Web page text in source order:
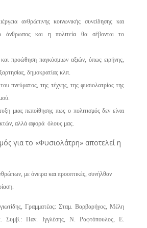
κοινωνικής συνείδησης και
άνθρωπος και η πολιτεία θα σέβονται το
παγκόσμιων αξιών, όπως ειρήνης,
δημοκρατίας κλπ.
της τέχνης, της φυσιολατρίας της
πεποίθησης πως ο πολιτισμός δεν είναι
αλλά αφορά όλους μας.
για το «Φυσιολάτρη» αποτελεί η
με όνειρα και προοπτικές, συνήλθαν
Γραμματέας: Σταμ. Βαρβαρήγος, Μέλη
Συμβ.: Παν. Ιγγλέσης, Ν. Ραφτόπουλος, Ε.